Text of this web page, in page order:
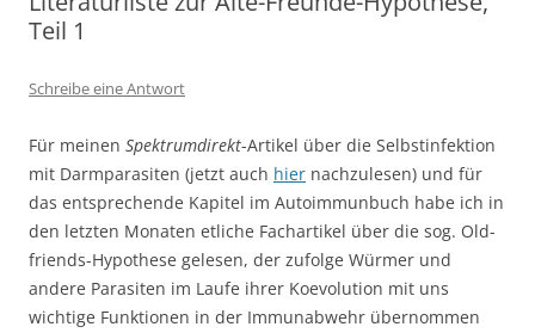
Teil 1
Schreibe eine Antwort
Für meinen Spektrumdirekt-Artikel über die Selbstinfektion
mit Darmparasiten (jetzt auch hier nachzulesen) und für
das entsprechende Kapitel im Autoimmunbuch habe ich in
den letzten Monaten etliche Fachartikel über die sog. Old-
friends-Hypothese gelesen, der zufolge Würmer und
andere Parasiten im Laufe ihrer Koevolution mit uns
wichtige Funktionen in der Immunabwehr übernommen